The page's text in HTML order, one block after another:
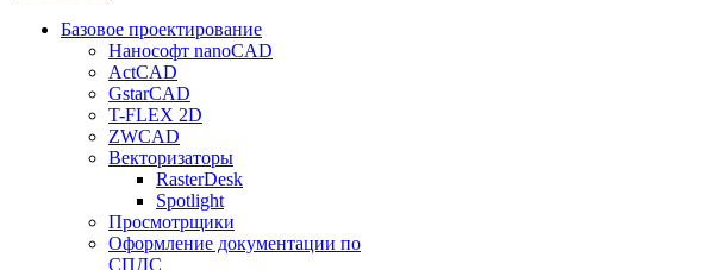
Базовое проектирование
Нанософт nanoCAD
ActCAD
GstarCAD
T-FLEX 2D
ZWCAD
Векторизаторы
RasterDesk
Spotlight
Просмотрщики
Оформление документации по
СПДС